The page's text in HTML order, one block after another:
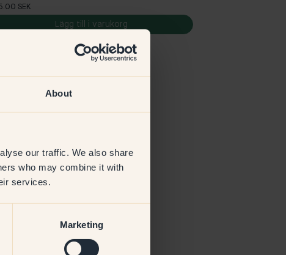
About
our traffic. We also share
who may combine it with
services.
Marketing
SEK
Lägg till i varukorg